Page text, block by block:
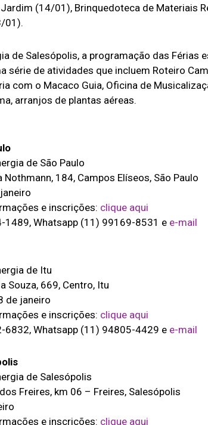
(14/01), Brinquedoteca de Materiais
01).
de Salesópolis, a programação das Férias
série de atividades que incluem Roteiro
com o Macaco Guia, Oficina de
arranjos de plantas aéreas.
de São Paulo
Nothmann, 184, Campos Elíseos, São Paulo
e inscrições: clique aqui
1489, Whatsapp (11) 99169-8531 e e-mail
de Itu
Souza, 669, Centro, Itu
de janeiro
e inscrições: clique aqui
6832, Whatsapp (11) 94805-4429 e e-mail
de Salesópolis
Freires, km 06 – Freires, Salesópolis
e inscrições: clique aqui